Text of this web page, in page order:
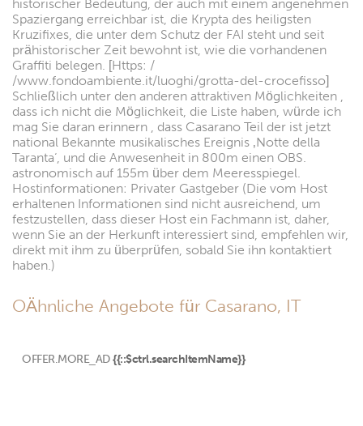
historischer Bedeutung, der auch mit einem angenehmen
Spaziergang erreichbar ist, die Krypta des heiligsten
Kruzifixes, die unter dem Schutz der FAI steht und seit
prähistorischer Zeit bewohnt ist, wie die vorhandenen
Graffiti belegen. [Https: /
/www.fondoambiente.it/luoghi/grotta-del-crocefisso]
Schließlich unter den anderen attraktiven Möglichkeiten ,
dass ich nicht die Möglichkeit, die Liste haben, würde ich
mag Sie daran erinnern , dass Casarano Teil der ist jetzt
national Bekannte musikalisches Ereignis ‚Notte della
Taranta‘, und die Anwesenheit in 800m einen OBS.
astronomisch auf 155m über dem Meeresspiegel.
Hostinformationen: Privater Gastgeber (Die vom Host
erhaltenen Informationen sind nicht ausreichend, um
festzustellen, dass dieser Host ein Fachmann ist, daher,
wenn Sie an der Herkunft interessiert sind, empfehlen wir,
direkt mit ihm zu überprüfen, sobald Sie ihn kontaktiert
haben.)
OÄhnliche Angebote für Casarano, IT
OFFER.MORE_AD {{::$ctrl.searchItemName}}